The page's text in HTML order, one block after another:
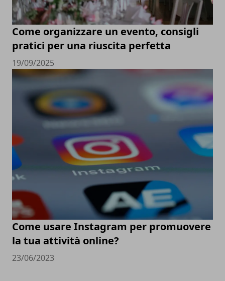
Come organizzare un evento, consigli
pratici per una riuscita perfetta
19/09/2025
Come usare Instagram per promuovere
la tua attività online?
23/06/2023